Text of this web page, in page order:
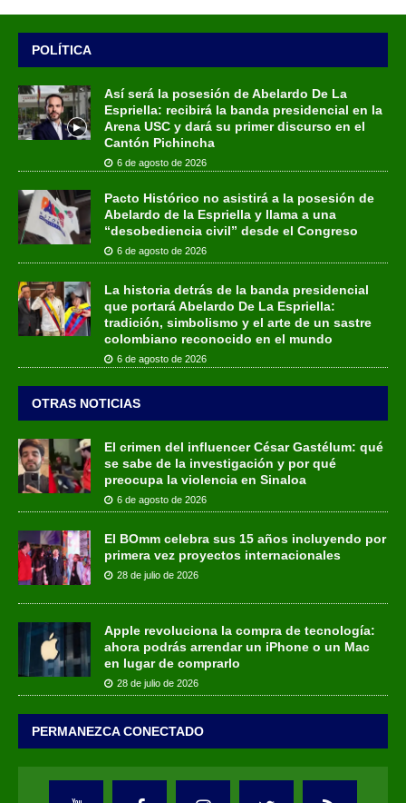
POLÍTICA
Así será la posesión de Abelardo De La
Espriella: recibirá la banda presidencial en la
Arena USC y dará su primer discurso en el
Cantón Pichincha
6 de agosto de 2026
Pacto Histórico no asistirá a la posesión de
Abelardo de la Espriella y llama a una
“desobediencia civil” desde el Congreso
6 de agosto de 2026
La historia detrás de la banda presidencial
que portará Abelardo De La Espriella:
tradición, simbolismo y el arte de un sastre
colombiano reconocido en el mundo
6 de agosto de 2026
OTRAS NOTICIAS
El crimen del influencer César Gastélum: qué
se sabe de la investigación y por qué
preocupa la violencia en Sinaloa
6 de agosto de 2026
El BOmm celebra sus 15 años incluyendo por
primera vez proyectos internacionales
28 de julio de 2026
Apple revoluciona la compra de tecnología:
ahora podrás arrendar un iPhone o un Mac
en lugar de comprarlo
28 de julio de 2026
PERMANEZCA CONECTADO